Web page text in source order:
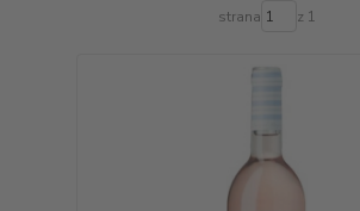
strana z 1